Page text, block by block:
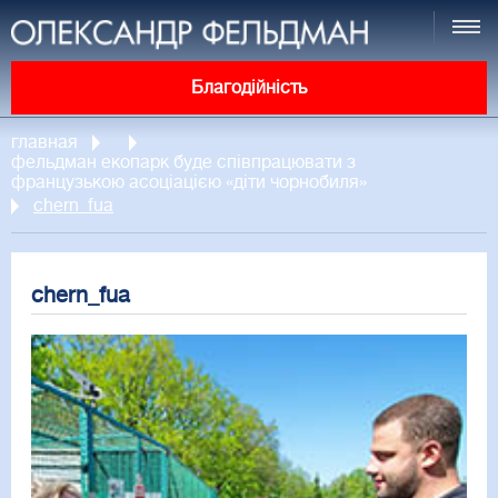
Благодійність
главная
фельдман екопарк буде співпрацювати з
французькою асоціацією «діти чорнобиля»
chern_fua
chern_fua